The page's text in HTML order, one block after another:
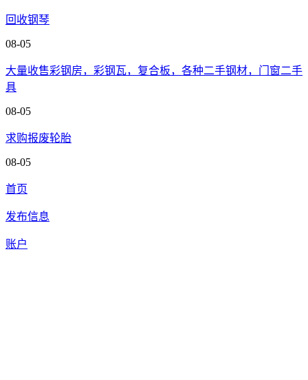
回收钢琴
08-05
大量收售彩钢房，彩钢瓦，复合板，各种二手钢材，门窗二手
具
08-05
求购报废轮胎
08-05
首页
发布信息
账户